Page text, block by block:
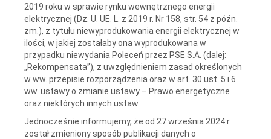
2019 roku w sprawie rynku wewnętrznego energii
elektrycznej (Dz. U. UE. L. z 2019 r. Nr 158, str. 54 z późn.
zm.), z tytułu niewyprodukowania energii elektrycznej w
ilości, w jakiej zostałaby ona wyprodukowana w
przypadku niewydania Poleceń przez PSE S.A. (dalej:
„Rekompensata”), z uwzględnieniem zasad określonych
w ww. przepisie rozporządzenia oraz w art. 30 ust. 5 i 6
ww. ustawy o zmianie ustawy – Prawo energetyczne
oraz niektórych innych ustaw.
Jednocześnie informujemy, że od 27 września 2024 r.
został zmieniony sposób publikacji danych o